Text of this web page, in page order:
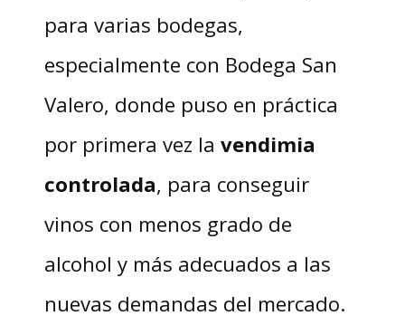
para varias bodegas,
especialmente con Bodega San
Valero, donde puso en práctica
por primera vez la vendimia
controlada, para conseguir
vinos con menos grado de
alcohol y más adecuados a las
nuevas demandas del mercado.